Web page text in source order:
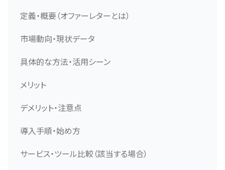
定義・概要（オファーレターとは）
市場動向・現状データ
具体的な方法・活用シーン
メリット
デメリット・注意点
導入手順・始め方
サービス・ツール比較（該当する場合）